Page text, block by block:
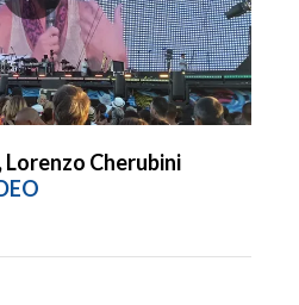
Lorenzo Cherubini